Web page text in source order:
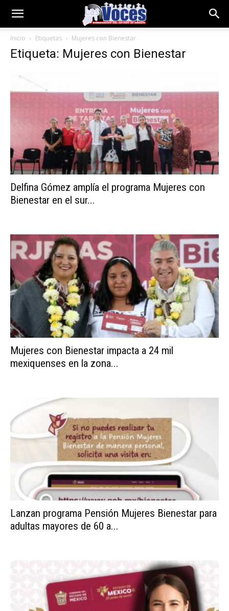
Inicio Etiquetas Mujeres con Bienestar
Etiqueta: Mujeres con Bienestar
Delfina Gómez amplía el programa Mujeres con
Bienestar en el sur...
Mujeres con Bienestar impacta a 24 mil
mexiquenses en la zona...
Lanzan programa Pensión Mujeres Bienestar para
adultas mayores de 60 a...